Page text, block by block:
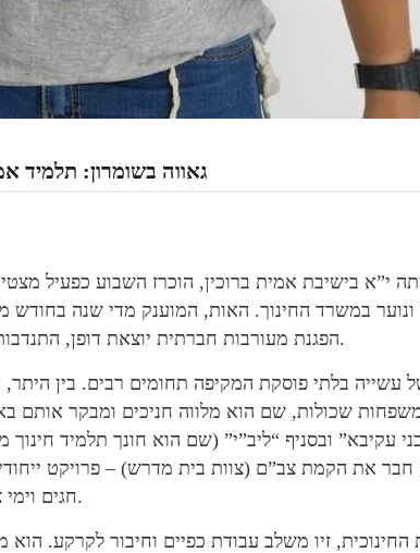
גאווה בשומרון: תלמיד
י”א בישיבת אמית ברוכין, הוכרז השבוע כפעיל
במשרד החינוך. האות, המוענק מדי שנה בחודש
הפגנת מעורבות חברתית יוצאת דופן, התנדבות מתמשכת ותרומה משמעותית לקהילה.
עשייה בלתי פוסקת המקיפה תחומים רבים. בין
שכולות, שם הוא מלווה חניכים ומבקר אותם
עקיבא” ובסניף “ליב”י” (שם הוא חונך תלמיד
חבר את הקמת צב”ם (צוות בית מדרש) – פרויקט
חגים וימי צום, הכולל חידוני תנ”ך ושיחות השראה.
החינוכית, זיו משלב עבודת כפיים וחיבור לקרקע.